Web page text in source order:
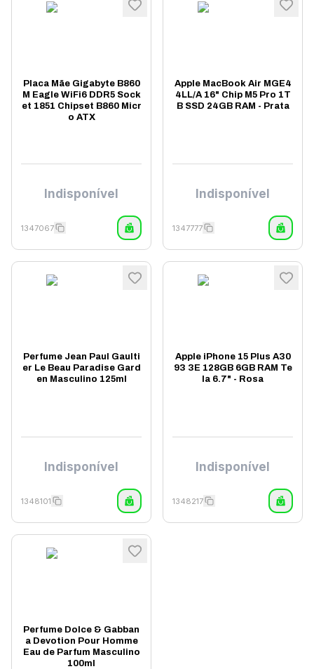
Placa Mãe Gigabyte B860
M Eagle WiFi6 DDR5 Sock
et 1851 Chipset B860 Micr
o ATX
Indisponível
1347067
Apple MacBook Air MGE4
4LL/A 16" Chip M5 Pro 1T
B SSD 24GB RAM - Prata
Indisponível
1347777
Perfume Jean Paul Gaulti
er Le Beau Paradise Gard
en Masculino 125ml
Indisponível
1348101
Apple iPhone 15 Plus A30
93 3E 128GB 6GB RAM Te
la 6.7" - Rosa
Indisponível
1348217
Perfume Dolce & Gabban
a Devotion Pour Homme
Eau de Parfum Masculino
100ml